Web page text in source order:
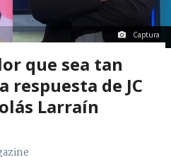
Captura
que sea tan
respuesta de JC
Larraín